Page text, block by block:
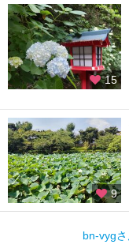
15
9
bn-vyg